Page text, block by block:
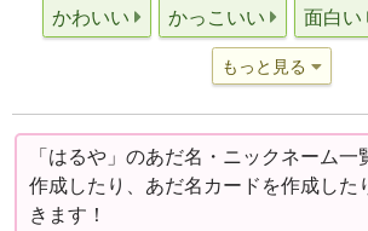
かわいい かっこいい 面白い
もっと見る
「はるや」のあだ名・ニックネーム一
作成したり、あだ名カードを作成した
きます！